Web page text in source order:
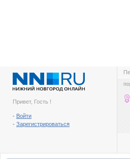
Привет, Гость !
- Войти
- Зарегистрироваться